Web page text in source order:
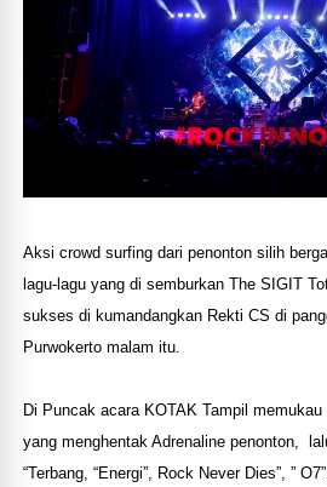
Aksi crowd surfing dari penonton silih
lagu-lagu yang di semburkan The SIGIT
sukses di kumandangkan Rekti CS di
Purwokerto malam itu.
Di Puncak acara KOTAK Tampil
yang menghentak Adrenaline penonton,
“Terbang, “Energi”, Rock Never Dies”, ”